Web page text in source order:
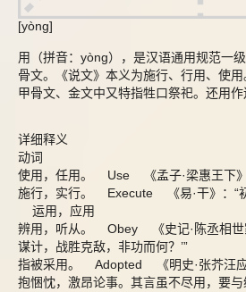
[yòng]
用（拼音：yòng），是汉语通用规范一
骨文。《说文》本义为施行、行用、使用
甲骨文、金文中又特指牲口祭祀。还用作
详细释义
动词
使用，任用。 Use 《孟子·梁惠王下》
施行，实行。 Execute 《易·干》：“
运用，应用
辨用，听从。 Obey 《史记·陈丞相世
谋计，战胜克敌，非功而何？’”
指被采用。 Adopted 《明史·张芥汪应
抱悃忱，激昂论事。其言虽不尽用，要